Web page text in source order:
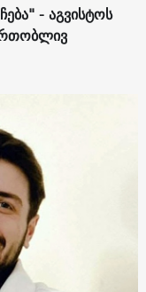
- აგვისტოს